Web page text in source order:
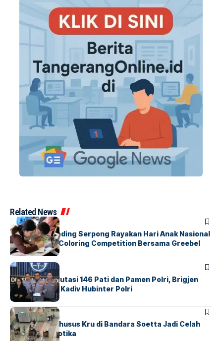
Related News
BERITAINDEX
Atria Hotel Gading Serpong Rayakan Hari Anak Nasional
Lewat Family Coloring Competition Bersama Greebel
Indonesia
BERITA
Mabes Polri Mutasi 146 Pati dan Pamen Polri, Brigjen
Untung Jabat Kadiv Hubinter Polri
BANDARABERITA
Ketika Jalur Khusus Kru di Bandara Soetta Jadi Celah
Sindikat Narkotika